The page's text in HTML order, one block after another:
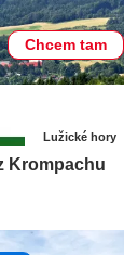
Chcem tam
Lužické hory
Krompachu